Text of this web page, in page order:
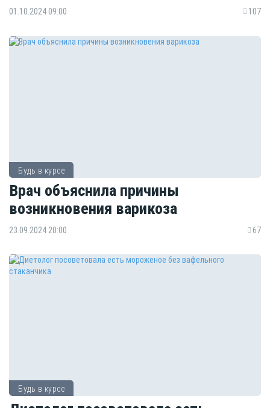
01.10.2024 09:00 107
Будь в курсе
Врач объяснила причины
возникновения варикоза
23.09.2024 20:00 67
Будь в курсе